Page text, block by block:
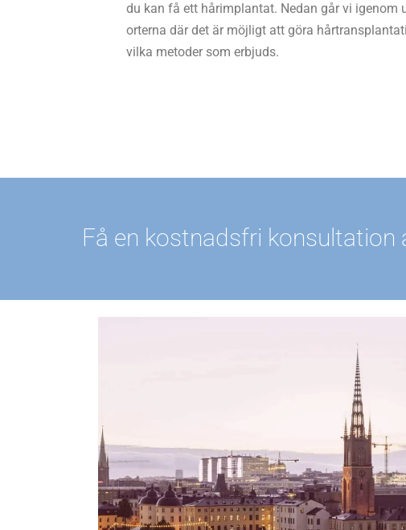
du kan få ett hårimplantat. Nedan går vi igenom
orterna där det är möjligt att göra
vilka metoder som erbjuds.
Få en kostnadsfri konsultation